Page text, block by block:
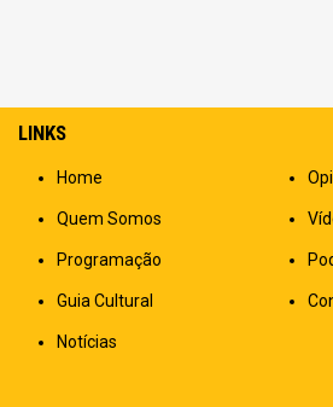
LINKS
Home
Quem Somos
Programação
Guia Cultural
Notícias